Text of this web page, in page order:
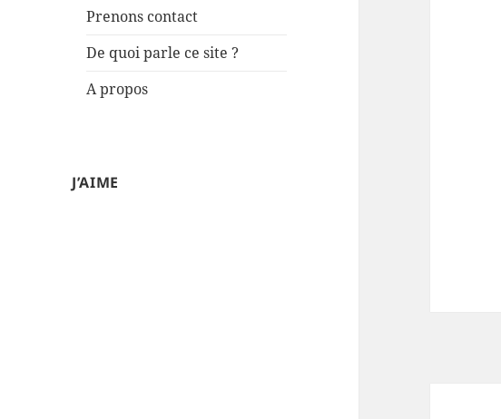
Prenons contact
De quoi parle ce site ?
A propos
J’AIME